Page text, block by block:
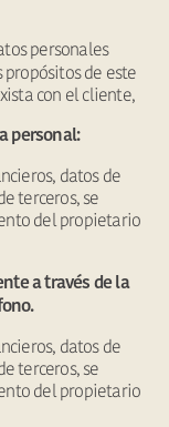
personales
de este
con el cliente,
personal:
datos de
terceros, se
del propietario
a través de la
datos de
terceros, se
del propietario